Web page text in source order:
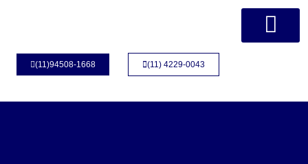
(11)94508-1668 (11) 4229-0043